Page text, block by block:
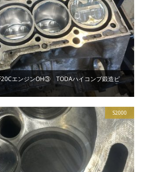
エンジンOH③ TODAハイコンプ鍛造ピ
S2000